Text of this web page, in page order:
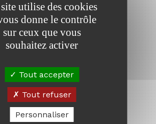
utilise des cookies
donne le contrôle
sur ceux que vous
souhaitez activer
Tout accepter
Tout refuser
Personnaliser